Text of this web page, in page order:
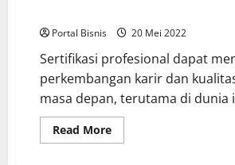
Portal Bisnis 20 Mei 2022
Sertifikasi profesional dapat
perkembangan karir dan
masa depan, terutama di dunia
Read More